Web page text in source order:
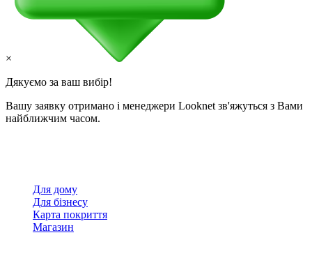
×
Дякуємо за ваш вибір!
Вашу заявку отримано і менеджери Looknet зв'яжуться з Вами
найближчим часом.
Для дому
Для бізнесу
Карта покриття
Магазин